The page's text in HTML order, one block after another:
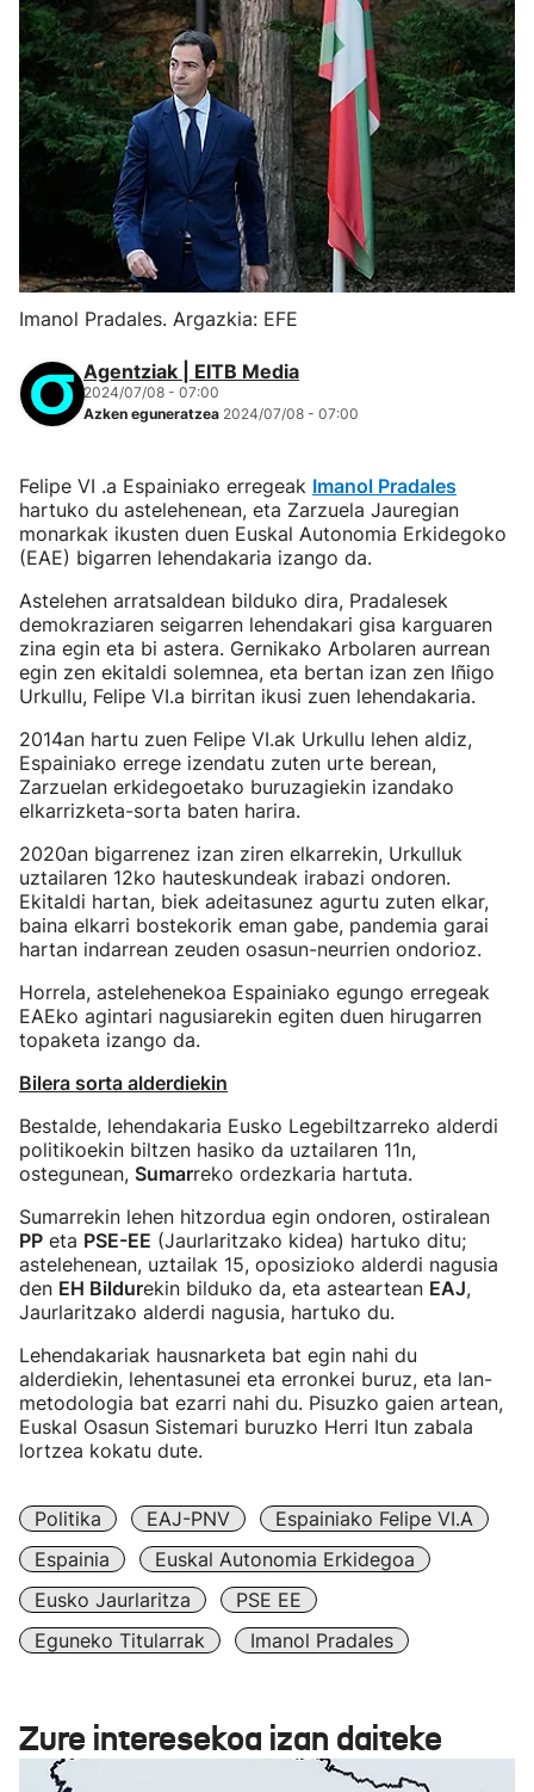
Imanol Pradales. Argazkia: EFE
Agentziak | EITB Media
2024/07/08 - 07:00
Azken eguneratzea 2024/07/08 - 07:00
Felipe VI .a Espainiako erregeak Imanol Pradales
hartuko du astelehenean, eta Zarzuela Jauregian
monarkak ikusten duen Euskal Autonomia Erkidegoko
(EAE) bigarren lehendakaria izango da.
Astelehen arratsaldean bilduko dira, Pradalesek
demokraziaren seigarren lehendakari gisa karguaren
zina egin eta bi astera. Gernikako Arbolaren aurrean
egin zen ekitaldi solemnea, eta bertan izan zen Iñigo
Urkullu, Felipe VI.a birritan ikusi zuen lehendakaria.
2014an hartu zuen Felipe VI.ak Urkullu lehen aldiz,
Espainiako errege izendatu zuten urte berean,
Zarzuelan erkidegoetako buruzagiekin izandako
elkarrizketa-sorta baten harira.
2020an bigarrenez izan ziren elkarrekin, Urkulluk
uztailaren 12ko hauteskundeak irabazi ondoren.
Ekitaldi hartan, biek adeitasunez agurtu zuten elkar,
baina elkarri bostekorik eman gabe, pandemia garai
hartan indarrean zeuden osasun-neurrien ondorioz.
Horrela, astelehenekoa Espainiako egungo erregeak
EAEko agintari nagusiarekin egiten duen hirugarren
topaketa izango da.
Bilera sorta alderdiekin
Bestalde, lehendakaria Eusko Legebiltzarreko alderdi
politikoekin biltzen hasiko da uztailaren 11n,
ostegunean, Sumarreko ordezkaria hartuta.
Sumarrekin lehen hitzordua egin ondoren, ostiralean
PP eta PSE-EE (Jaurlaritzako kidea) hartuko ditu;
astelehenean, uztailak 15, oposizioko alderdi nagusia
den EH Bildurekin bilduko da, eta asteartean EAJ,
Jaurlaritzako alderdi nagusia, hartuko du.
Lehendakariak hausnarketa bat egin nahi du
alderdiekin, lehentasunei eta erronkei buruz, eta lan-
metodologia bat ezarri nahi du. Pisuzko gaien artean,
Euskal Osasun Sistemari buruzko Herri Itun zabala
lortzea kokatu dute.
Politika EAJ-PNV
Espainiako Felipe VI.a
Espainia
Euskal Autonomia Erkidegoa
Eusko Jaurlaritza
PSE EE
Eguneko Titularrak
Imanol Pradales
Zure interesekoa izan daiteke